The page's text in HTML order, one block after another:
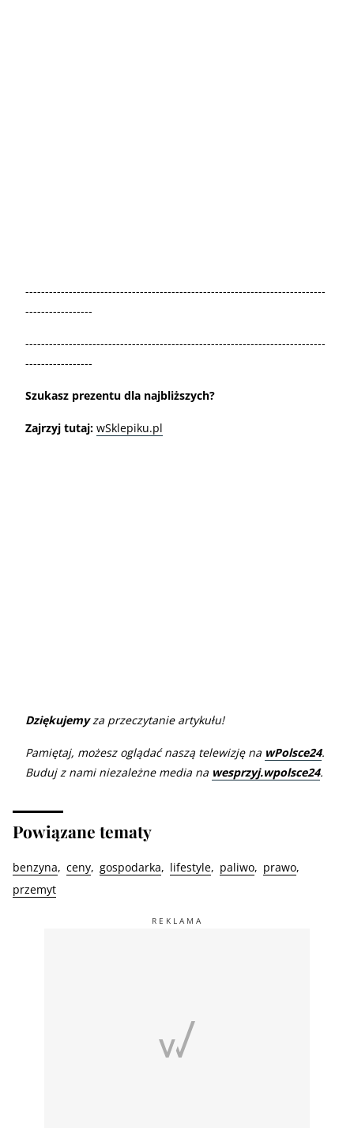
----------------------------------------------------------------------------
-----------------
----------------------------------------------------------------------------
-----------------
Szukasz prezentu dla najbliższych?
Zajrzyj tutaj: wSklepiku.pl
Dziękujemyza przeczytanie artykułu!
Pamiętaj, możesz oglądać naszą telewizję na wPolsce24.
Buduj z nami niezależne media na wesprzyj.wpolsce24.
Powiązane tematy
benzyna ceny gospodarka lifestyle paliwo
prawo
przemyt